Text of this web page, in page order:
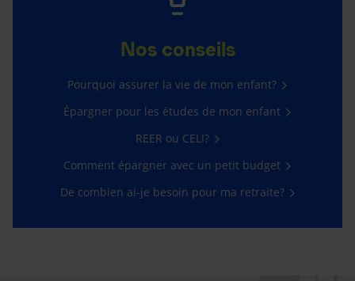
Nos conseils
Pourquoi assurer la vie de mon enfant?
Épargner pour les études de mon enfant
REER ou CELI?
Comment épargner avec un petit budget
De combien ai-je besoin pour ma retraite?